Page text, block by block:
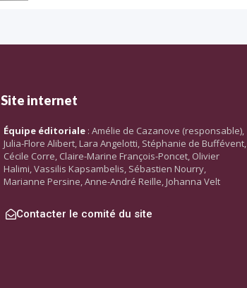
Site internet
Équipe éditoriale : Amélie de Cazanove (responsable),
Julia-Flore Alibert, Lara Angelotti, Stéphanie de Buffévent,
Cécile Corre, Claire-Marine François-Poncet, Olivier
Halimi, Vassilis Kapsambelis, Sébastien Nourry,
Marianne Persine, Anne-André Reille, Johanna Velt
Contacter le comité du site